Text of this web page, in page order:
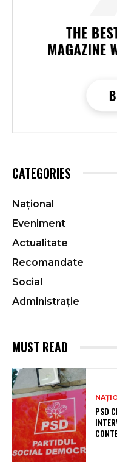
CATEGORIES
Național
Eveniment
Actualitate
Recomandate
Social
Administrație
MUST READ
PSD